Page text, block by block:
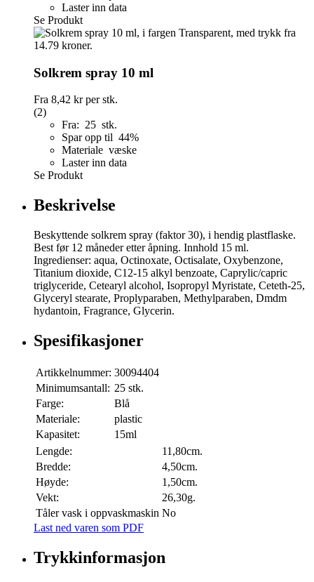
Laster inn data
Se Produkt
Solkrem spray 10 ml
Fra 8,42 krper stk.
(2)
Fra: 25 stk.
Spar opp til 44%
Materiale væske
Laster inn data
Se Produkt
Beskrivelse
Beskyttende solkrem spray (faktor 30), i hendig plastflaske.
Best før 12 måneder etter åpning. Innhold 15 ml.
Ingredienser: aqua, Octinoxate, Octisalate, Oxybenzone,
Titanium dioxide, C12-15 alkyl benzoate, Caprylic/capric
triglyceride, Cetearyl alcohol, Isopropyl Myristate, Ceteth-25,
Glyceryl stearate, Proplyparaben, Methylparaben, Dmdm
hydantoin, Fragrance, Glycerin.
Spesifikasjoner
Artikkelnummer: 30094404
Minimumsantall: 25 stk.
Farge:
Blå
Materiale:
plastic
Kapasitet:
15ml
Lengde:
11,80cm.
Bredde:
4,50cm.
Høyde:
1,50cm.
Vekt:
26,30g.
Tåler vask i oppvaskmaskin No
Last ned varen som PDF
Trykkinformasjon